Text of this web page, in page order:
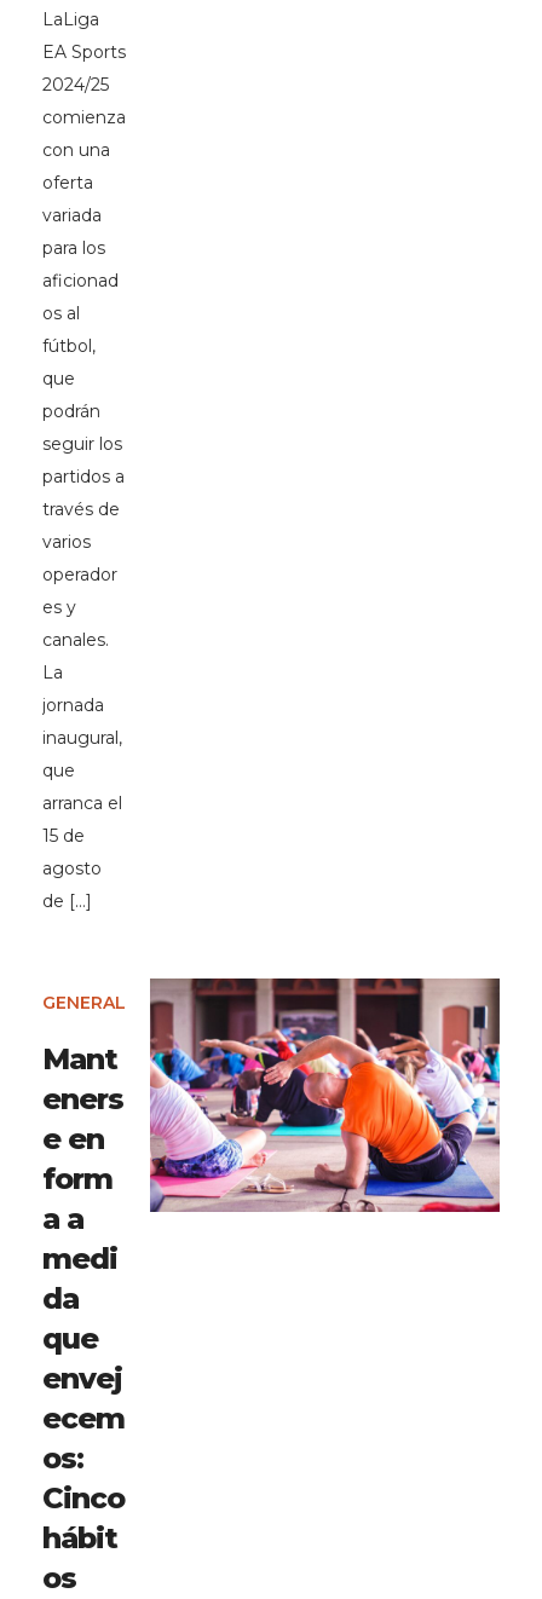
LaLiga
EA Sports
2024/25
comienza
con una
oferta
variada
para los
aficionad
os al
fútbol,
que
podrán
seguir los
partidos a
través de
varios
operador
es y
canales.
La
jornada
inaugural,
que
arranca el
15 de
agosto
de […]
GENERAL
Mant
eners
e en
form
a a
medi
da
que
envej
ecem
os:
Cinco
hábit
os